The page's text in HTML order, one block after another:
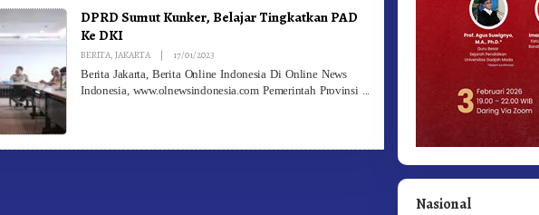
DPRD Sumut Kunker, Belajar Tingkatkan PAD
Ke DKI
BERITA,JAKARTA | 17/01/2023
Berita Jakarta, Berita Online Indonesia Di Online News
Indonesia, www.olnewsindonesia.com Pemerintah Provinsi
Nasional